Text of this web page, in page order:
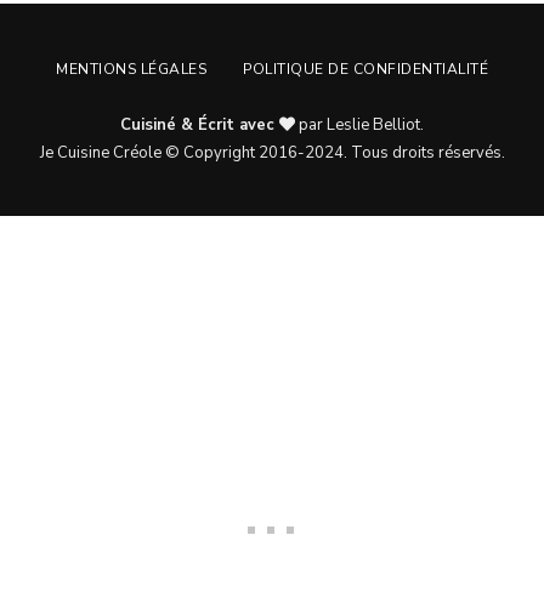
MENTIONS LÉGALES POLITIQUE DE CONFIDENTIALITÉ
Cuisiné & Écrit avec
par Leslie Belliot.
Je Cuisine Créole © Copyright 2016-2024. Tous droits réservés.